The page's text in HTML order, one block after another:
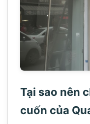
Tại sao nên
cuốn của